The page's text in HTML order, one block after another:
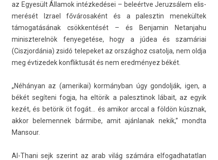
az Egyesült Államok intézkedései – beleértve Jeruz­sálem elis­
merését Iz­rael fővárosaként és a palesztin menekültek
támogatásának csökkentését – és Be­njamin Netan­jahu
miniszterel­nök fenyegetése, hogy a júdea és szamáriai
(Ciszjor­dánia) zsidó telepeket az országhoz csatol­ja, nem oldja
meg évtizedek konflik­tusát és nem eredményez békét.
„Néhányan az (amerikai) kormányban úgy gon­dolják, igen, a
békét segíteni fogja, ha eltörik a palesztinok lábait, az egyik
kezét, és betörik öt fogát… és amikor arcc­al a földön kúsznak,
akkor be­lemen­nek bármibe, amit aján­lanak nekik,” mondta
Man­sour.
Al-Thani sejk szerint az arab világ számára el­fogad­hatat­lan